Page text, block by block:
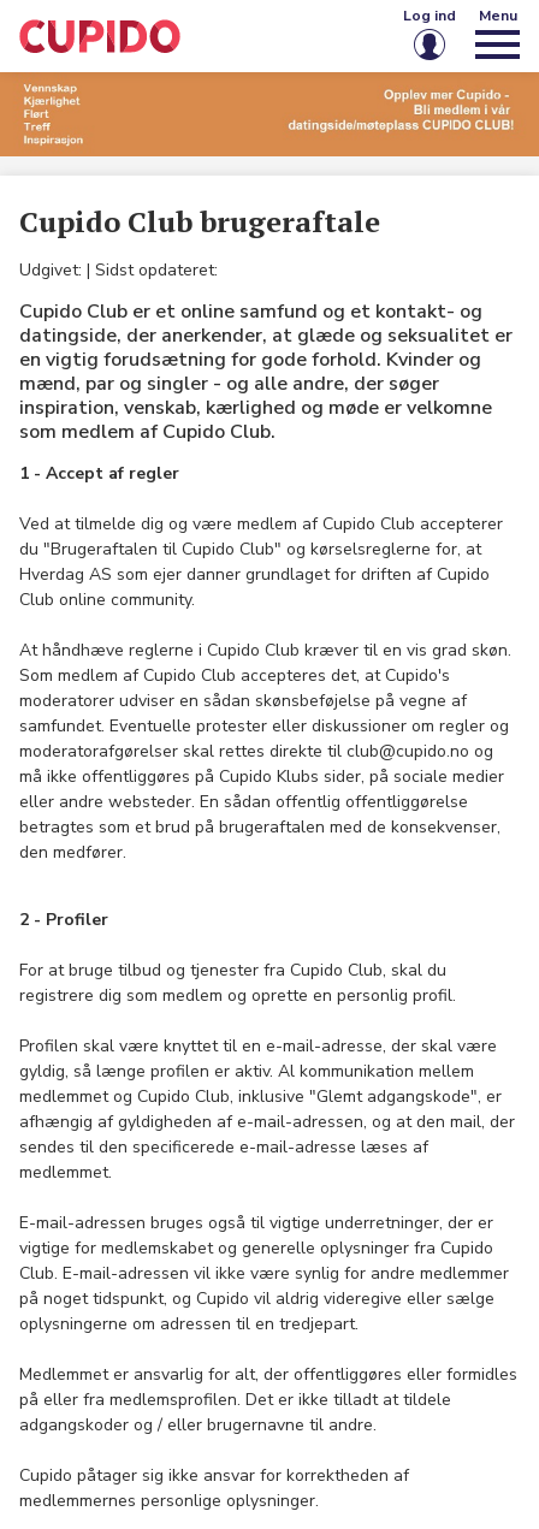
Log ind
E-mail eller brugernavn
Log ind
Glemt din adgangskode? Opret konto
Menu
Cupido Club brugeraftale
Udgivet: | Sidst opdateret:
Cupido Club er et online samfund og et kontakt- og
datingside, der anerkender, at glæde og seksualitet er
en vigtig forudsætning for gode forhold. Kvinder og
mænd, par og singler - og alle andre, der søger
inspiration, venskab, kærlighed og møde er velkomne
som medlem af Cupido Club.
1 - Accept af regler
Ved at tilmelde dig og være medlem af Cupido Club accepterer
du "Brugeraftalen til Cupido Club" og kørselsreglerne for, at
Hverdag AS som ejer danner grundlaget for driften af ​​Cupido
Club online community.
At håndhæve reglerne i Cupido Club kræver til en vis grad skøn.
Som medlem af Cupido Club accepteres det, at Cupido's
moderatorer udviser en sådan skønsbeføjelse på vegne af
samfundet. Eventuelle protester eller diskussioner om regler og
moderatorafgørelser skal rettes direkte til club@cupido.no og
må ikke offentliggøres på Cupido Klubs sider, på sociale medier
eller andre websteder. En sådan offentlig offentliggørelse
betragtes som et brud på brugeraftalen med de konsekvenser,
den medfører.
2 - Profiler
For at bruge tilbud og tjenester fra Cupido Club, skal du
registrere dig som medlem og oprette en personlig profil.
Profilen skal være knyttet til en e-mail-adresse, der skal være
gyldig, så længe profilen er aktiv. Al kommunikation mellem
medlemmet og Cupido Club, inklusive "Glemt adgangskode", er
afhængig af gyldigheden af ​​e-mail-adressen, og at den mail, der
sendes til den specificerede e-mail-adresse læses af
medlemmet.
E-mail-adressen bruges også til vigtige underretninger, der er
vigtige for medlemskabet og generelle oplysninger fra Cupido
Club. E-mail-adressen vil ikke være synlig for andre medlemmer
på noget tidspunkt, og Cupido vil aldrig videregive eller sælge
oplysningerne om adressen til en tredjepart.
Medlemmet er ansvarlig for alt, der offentliggøres eller formidles
på eller fra medlemsprofilen. Det er ikke tilladt at tildele
adgangskoder og / eller brugernavne til andre.
Cupido påtager sig ikke ansvar for korrektheden af ​​
medlemmernes personlige oplysninger.